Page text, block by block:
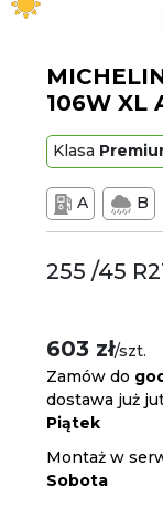
106W XL
Klasa
A B
255 /45
603 zł/szt.
Zamów do
dostawa już
Piątek
Montaż w
Sobota